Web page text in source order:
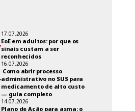
17.07.2026
EoE em adultos: por que os
sinais custam a ser
reconhecidos
16.07.2026
Como abrir processo
administrativo no SUS para
medicamento de alto custo
— guia completo
14.07.2026
Plano de Ação para asma: o